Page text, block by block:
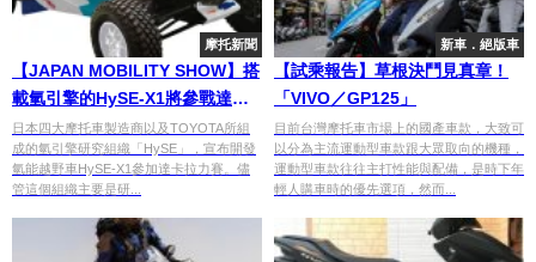
摩托新聞
【JAPAN MOBILITY SHOW】搭
載氫引擎的HySE-X1將參戰達卡
拉力賽
日本四大摩托車製造商以及TOYOTA所組
成的氫引擎研究組織「HySE」，宣布開發
氫能越野車HySE-X1參加達卡拉力賽。儘
管這個組織主要是研...
新車．絕版車
【試乘報告】草根決鬥見真章！
「VIVO／GP125」
目前台灣摩托車市場上的國產車款，大致可
以分為主流運動型車款跟大眾取向的機種，
運動型車款往往主打性能與配備，是時下年
輕人購車時的優先選項，然而...